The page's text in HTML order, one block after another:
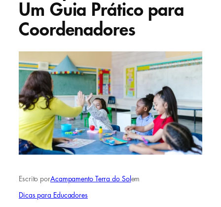
Um Guia Prático para
Coordenadores
Escrito porAcampamento Terra do Sol em
Dicas para Educadores